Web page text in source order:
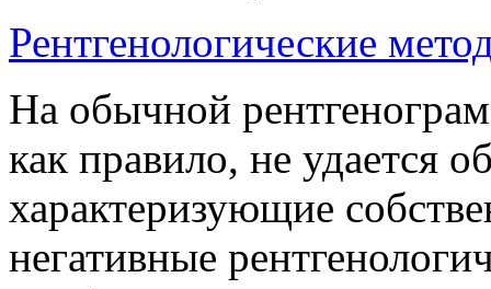
Рентгенологические
На обычной
как правило, не удается
характеризующие
негативные